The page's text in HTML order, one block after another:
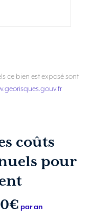
ce bien est exposé sont
coûts
pour
par an